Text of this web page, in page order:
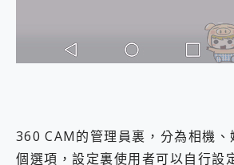
360 CAM的管理員裏，分為相機、
個選項，設定裏使用者可以自行設